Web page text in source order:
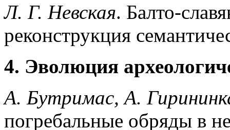
Л. Г. Невская. Балто-
реконструкция
4. Эволюция
A. Бутримас, А.
погребальные обряды в